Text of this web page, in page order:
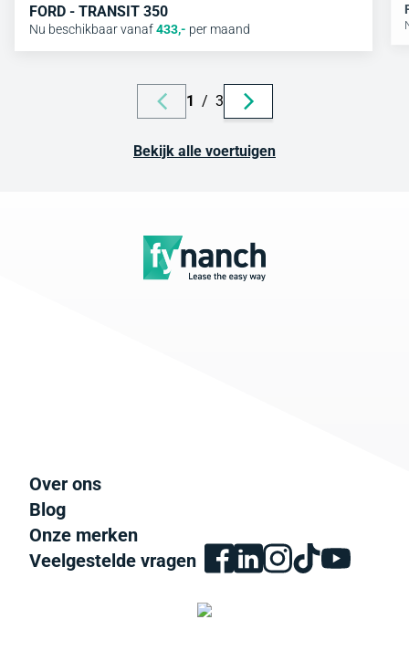
FORD - TRANSIT 350
Nu beschikbaar vanaf433,- per maand
1 / 3
Bekijk alle voertuigen
Over ons
Blog
Onze merken
Veelgestelde vragen